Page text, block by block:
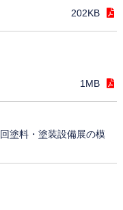
202KB
1MB
塗料・塗装設備展の模